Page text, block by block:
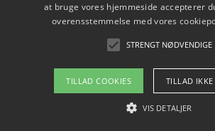
Copyright 2026 - Pilanto
Om / kontakt
Blog
at bruge vores hjemmeside accepterer
overensstemmelse med vores
STRENGT NØDVENDIGE
TILLAD COOKIES TILLAD IKKE
VIS DETALJER